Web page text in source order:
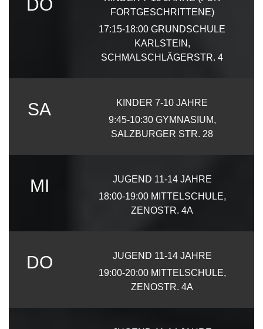
DO
FORTGESCHRITTENE)
17:15-18:00 GRUNDSCHULE
KARLSTEIN,
SCHMALSCHLÄGERSTR. 4
SA
KINDER 7-10 JAHRE
9:45-10:30 GYMNASIUM,
SALZBURGER STR. 28
MI
JUGEND 11-14 JAHRE
18:00-19:00 MITTELSCHULE,
ZENOSTR. 4A
DO
JUGEND 11-14 JAHRE
19:00-20:00 MITTELSCHULE,
ZENOSTR. 4A